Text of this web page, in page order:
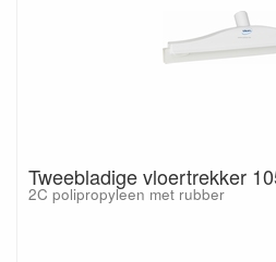
Tweebladige vloertrekker
2C polipropyleen met rubber